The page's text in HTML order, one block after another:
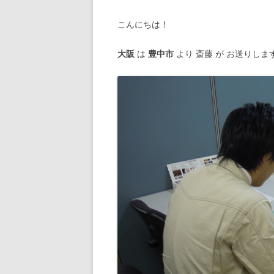
こんにちは！
大阪 は 豊中市 より 斎藤 が お送りしま